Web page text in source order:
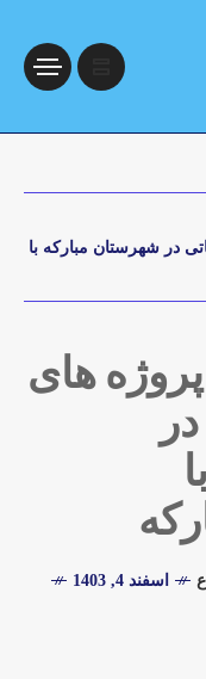
در شهرستان مبارکه با
های
اسفند 4, 1403